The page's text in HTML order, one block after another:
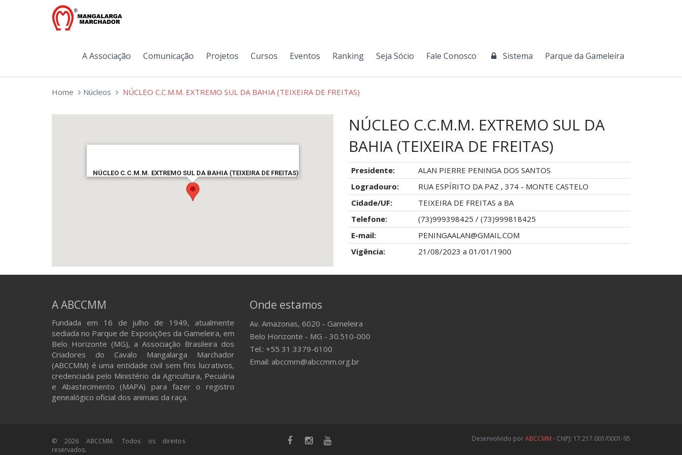
A Associação Comunicação Projetos Cursos Eventos Ranking Seja Sócio Fale Conosco Sistema Parque da Gameleira
Home Núcleos NÚCLEO C.C.M.M. EXTREMO SUL DA BAHIA (TEIXEIRA DE FREITAS)
NÚCLEO C.C.M.M. EXTREMO SUL DA BAHIA (TEIXEIRA DE FREITAS)
NÚCLEO C.C.M.M. EXTREMO SUL DA
BAHIA (TEIXEIRA DE FREITAS)
Presidente:
ALAN PIERRE PENINGA DOS SANTOS
Logradouro:
RUA ESPÍRITO DA PAZ , 374 - MONTE CASTELO
Cidade/UF:
TEIXEIRA DE FREITAS a BA
Telefone:
(73)999398425 / (73)999818425
E-mail:
PENINGAALAN@GMAIL.COM
Vigência:
21/08/2023 a 01/01/1900
A ABCCMM
Fundada em 16 de julho de 1949, atualmente
sediada no Parque de Exposições da Gameleira, em
Belo Horizonte (MG), a Associação Brasileira dos
Criadores do Cavalo Mangalarga Marchador
(ABCCMM) é uma entidade civil sem fins lucrativos,
credenciada pelo Ministério da Agricultura, Pecuária
e Abastecimento (MAPA) para fazer o registro
genealógico oficial dos animais da raça.
Onde estamos
Av. Amazonas, 6020 - Gameleira
Belo Horizonte - MG - 30.510-000
Tel.: +55 31 3379-6100
Email: abccmm@abccmm.org.br
© 2026 ABCCMM. Todos os direitos
reservados.
Desenvolvido porABCCMM - CNPJ: 17.217.001/0001-95